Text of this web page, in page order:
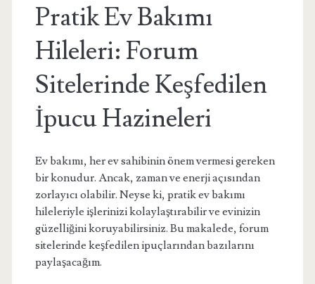
Pratik Ev Bakımı
Hileleri: Forum
Sitelerinde Keşfedilen
İpucu Hazineleri
Ev bakımı, her ev sahibinin önem vermesi gereken
bir konudur. Ancak, zaman ve enerji açısından
zorlayıcı olabilir. Neyse ki, pratik ev bakımı
hileleriyle işlerinizi kolaylaştırabilir ve evinizin
güzelliğini koruyabilirsiniz. Bu makalede, forum
sitelerinde keşfedilen ipuçlarından bazılarını
paylaşacağım.